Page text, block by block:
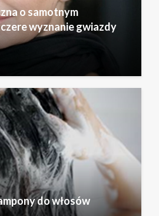
o samotnym
wyznanie gwiazdy
do włosów